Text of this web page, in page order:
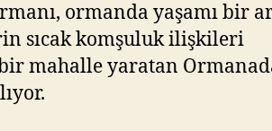
ormanda yaşamı bir
sıcak komşuluk ilişkileri
mahalle yaratan